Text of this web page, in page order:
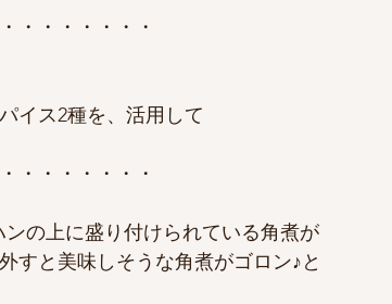
・・・・・・・
イス2種を、活用して
・・・・・・・
の上に盛り付けられている角煮が
すと美味しそうな角煮がゴロン♪と